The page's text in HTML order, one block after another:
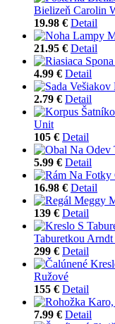
Bielizeň Carolin
19.98 € Detail
21.95 € Detail
4.99 € Detail
2.79 € Detail
Unit
105 € Detail
5.99 € Detail
16.98 € Detail
139 € Detail
Taburetkou
299 € Detail
Ružové
155 € Detail
7.99 € Detail